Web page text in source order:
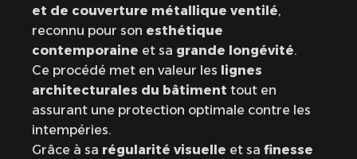
et de couverture métallique ventilé,
reconnu pour son esthétique
contemporaine et sa grande longévité.
Ce procédé met en valeur les lignes
architecturales du bâtiment tout en
assurant une protection optimale contre les
intempéries.
Grâce à sa régularité visuelle et sa finesse